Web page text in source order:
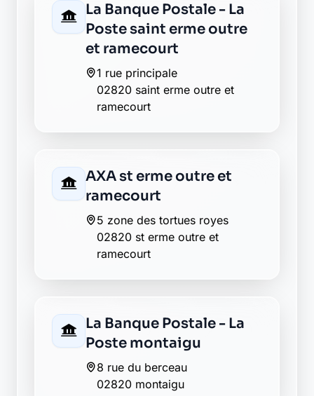
La Banque Postale - La
Poste saint erme outre
et ramecourt
1 rue principale
02820 saint erme outre et
ramecourt
AXA st erme outre et
ramecourt
5 zone des tortues royes
02820 st erme outre et
ramecourt
La Banque Postale - La
Poste montaigu
8 rue du berceau
02820 montaigu